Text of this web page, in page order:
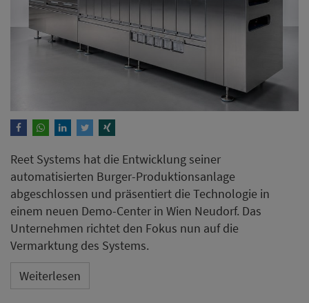
Reet Systems hat die Entwicklung seiner
automatisierten Burger-Produktionsanlage
abgeschlossen und präsentiert die Technologie in
einem neuen Demo-Center in Wien Neudorf. Das
Unternehmen richtet den Fokus nun auf die
Vermarktung des Systems.
Weiterlesen